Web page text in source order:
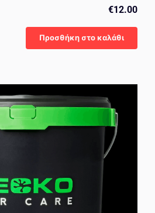
€12.00
Προσθήκη στο καλάθι